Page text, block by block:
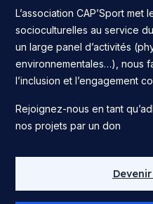
L’association CAP’Sport
socioculturelles au service
un large panel d’activités
environnementales…), nous
l’inclusion et l’engagement
Rejoignez-nous en tant
nos projets par un don